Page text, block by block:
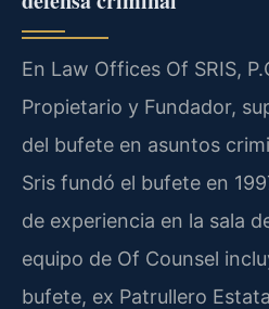
En Law Offices Of SRIS,
Propietario y Fundador,
del bufete en asuntos
Sris fundó el bufete en
de experiencia en la sala
equipo de Of Counsel
bufete, ex Patrullero